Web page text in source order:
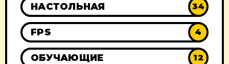
НАСТОЛЬНАЯ 34
FPS 4
ОБУЧАЮЩИЕ 12